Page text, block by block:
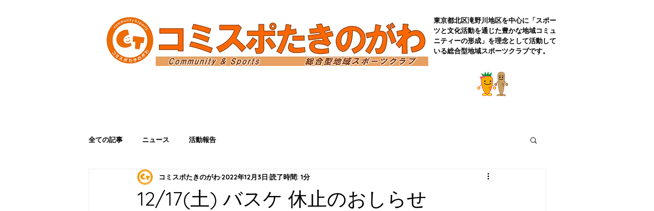
東京都北区滝野川地区を中心に「スポー
ツと文化活動を通じた豊かな地域コミュ
ニティーの形成」を理念として活動して
いる総合型地域スポーツクラブです。
全ての記事 ニュース 活動報告
12/17(土) バスケ 休止のおしらせ
コミスポたきのがわ 2022年12月3日 読了時間: 1分